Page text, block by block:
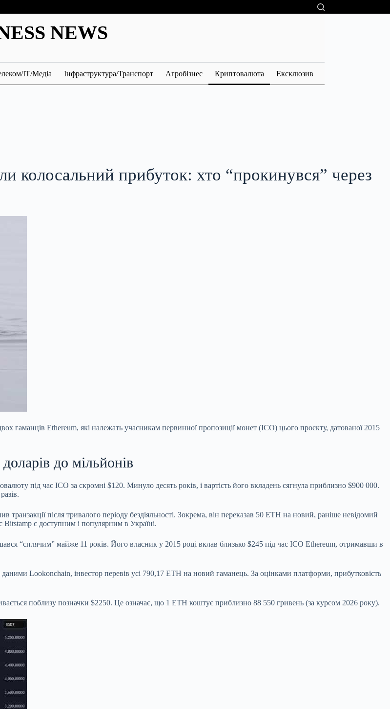
NEWS
ІТ/Медіа Інфраструктура/Транспорт Агробізнес Криптовалюта Ексклюзив
колосальний прибуток: хто “прокинувся” через
гаманців Ethereum, які належать учасникам первинної пропозиції монет (ICO) цього проєкту, датованої 2015
до мільйонів
під час ICO за скромні $120. Минуло десять років, і вартість його вкладень сягнула приблизно $900 000.
після тривалого періоду бездіяльності. Зокрема, він переказав 50 ETH на новий, раніше невідомий
є доступним і популярним в Україні.
“сплячим” майже 11 років. Його власник у 2015 році вклав близько $245 під час ICO Ethereum, отримавши в
Lookonchain, інвестор перевів усі 790,17 ETH на новий гаманець. За оцінками платформи, прибутковість
поблизу позначки $2250. Це означає, що 1 ETH коштує приблизно 88 550 гривень (за курсом 2026 року).